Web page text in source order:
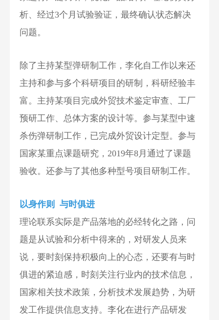
析、经过3个月试验验证，最终确认状态解决
问题。
除了主持某型弹研制工作，李化自工作以来还
主持和参与多个科研项目的研制，科研经验丰
富。主持某项目完成外贸技术鉴定审查、工厂
预研工作、总体方案的设计等。参与某型中速
杀伤弹研制工作，已完成外贸设计定型。参与
国家某重点课题研究，2019年8月通过了课题
验收。还参与了其他多种型号项目研制工作。
以身作则 与时俱进
理论联系实际是产品落地的必经转化之路，问
题是从试验和分析中得来的，对研发人员来
说，要时刻保持积极向上的心态，还要有与时
俱进的紧迫感，时刻关注行业内的技术信息，
国家相关技术政策，分析技术发展趋势，为研
发工作提供信息支持。李化在进行产品研发